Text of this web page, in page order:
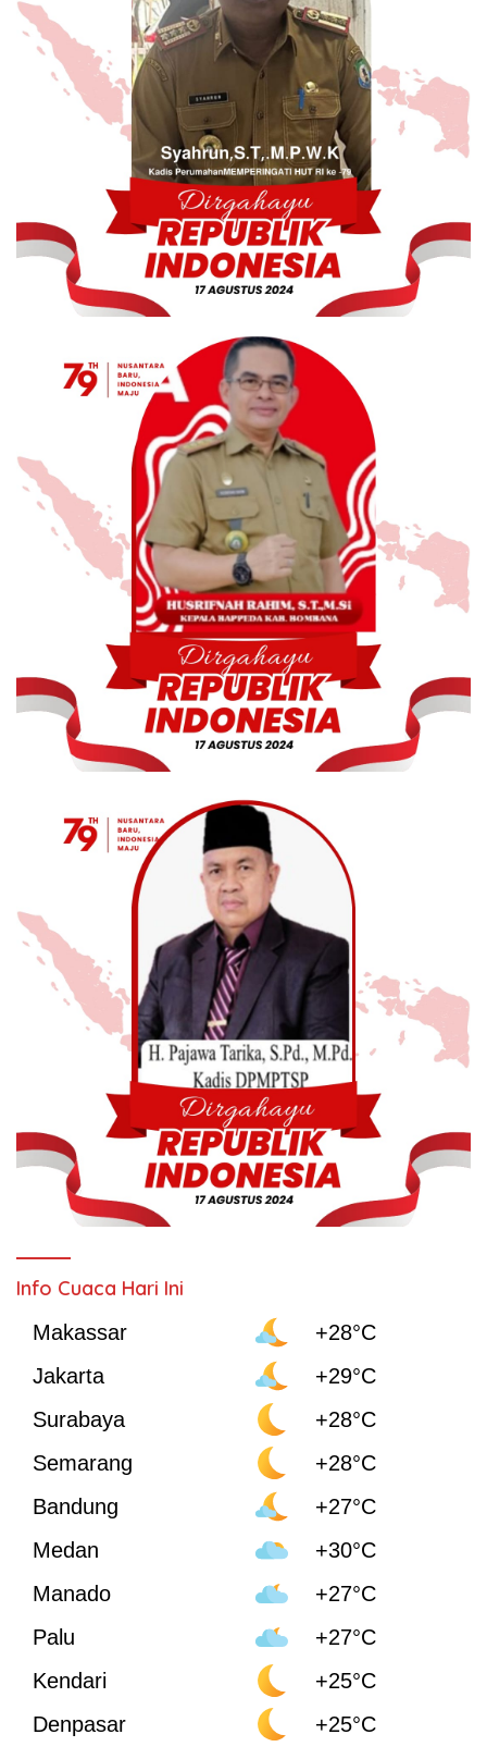
Info Cuaca Hari Ini
Makassar
+28°C
Jakarta
+29°C
Surabaya
+28°C
Semarang
+28°C
Bandung
+27°C
Medan
+30°C
Manado
+27°C
Palu
+27°C
Kendari
+25°C
Denpasar
+25°C